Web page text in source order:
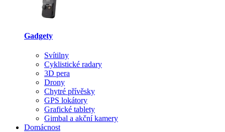
Gadgety
Svítilny
Cyklistické radary
3D pera
Drony
Chytré přívěsky
GPS lokátory
Grafické tablety
Gimbal a akční kamery
Domácnost